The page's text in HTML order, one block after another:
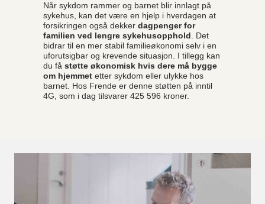
Når sykdom rammer og barnet blir innlagt på
sykehus, kan det være en hjelp i hverdagen at
forsikringen også dekker dagpenger for
familien ved lengre sykehusopphold . Det
bidrar til en mer stabil familieøkonomi selv i en
uforutsigbar og krevende situasjon. I tillegg kan
du få støtte økonomisk hvis dere må bygge
om hjemmet etter sykdom eller ulykke hos
barnet. Hos Frende er denne støtten på inntil
4G, som i dag tilsvarer 425 596 kroner.